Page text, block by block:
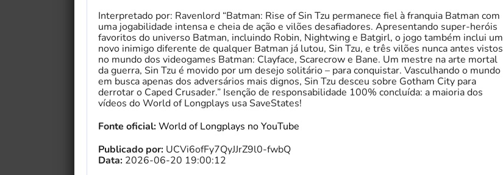
Interpretado por: Ravenlord “Batman: Rise of Sin Tzu permanece fiel à franquia Batman com
uma jogabilidade intensa e cheia de ação e vilões desafiadores. Apresentando super-heróis
favoritos do universo Batman, incluindo Robin, Nightwing e Batgirl, o jogo também inclui um
novo inimigo diferente de qualquer Batman já lutou, Sin Tzu, e três vilões nunca antes vistos
no mundo dos videogames Batman: Clayface, Scarecrow e Bane. Um mestre na arte mortal
da guerra, Sin Tzu é movido por um desejo solitário – para conquistar. Vasculhando o mundo
em busca apenas dos adversários mais dignos, Sin Tzu desceu sobre Gotham City para
derrotar o Caped Crusader.” Isenção de responsabilidade 100% concluída: a maioria dos
vídeos do World of Longplays usa SaveStates!
Fonte oficial:World of Longplays no YouTube
Publicado por: UCVi6ofFy7QyJJrZ9l0-fwbQ
Data: 2026-06-20 19:00:12